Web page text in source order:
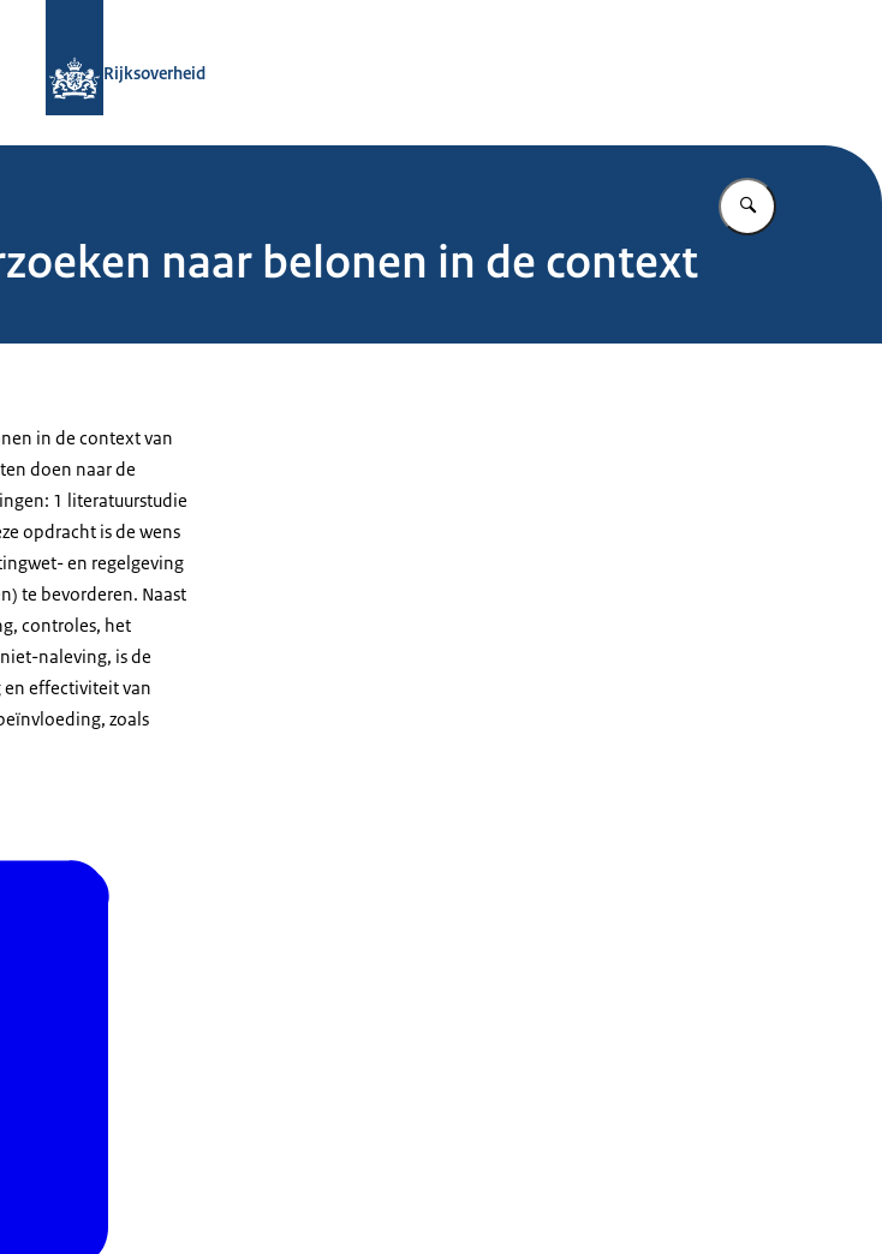
Rijksoverheid
Vul in wat u
naar belonen in de context
in de context van
doen naar de
1 literatuurstudie
opdracht is de wens
en regelgeving
te bevorderen. Naast
controles, het
naleving, is de
en effectiviteit van
zoals